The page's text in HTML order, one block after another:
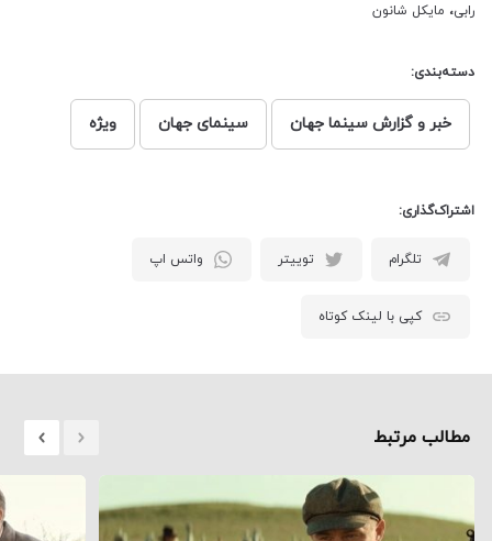
رابی، مایکل شانون
دسته‌بندی:
خبر و گزارش سینما جهان سینمای جهان ویژه
اشتراک‌گذاری:
تلگرام توییتر واتس اپ
کپی با لینک کوتاه
مطالب مرتبط